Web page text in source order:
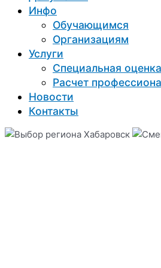
Инфо
Обучающимся
Организациям
Услуги
Специальная
Расчет
Новости
Контакты
Хабаровск